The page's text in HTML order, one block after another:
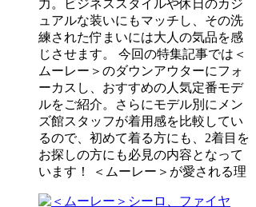
力。ビジネススタイルや休日のカジ
ュアルな装いにもマッチし、その洗
練された佇まいには大人の気品を感
じさせます。 今回の特集記事では＜
ムーレー＞のダウンアウターにフォ
ーカスし、おすすめの人気定番モデ
ルをご紹介。さらにモデル別にメン
ズ館スタッフが着用感を比較してい
るので、初めて着る方にも、2着目を
お探しの方にも必見の内容となって
います！ ＜ムーレー＞が愛される理